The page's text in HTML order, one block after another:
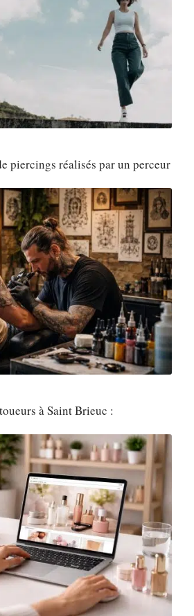
piercings réalisés par un perceur
à Saint Brieuc :